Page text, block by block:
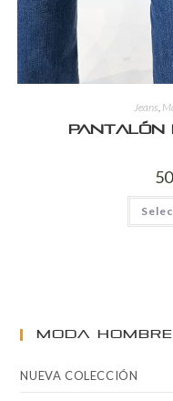
Jeans
Pantalón
MODA HOMBRE
NUEVA COLECCIÓN